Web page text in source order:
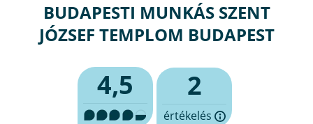
BUDAPESTI MUNKÁS SZENT
JÓZSEF TEMPLOM BUDAPEST
4,5 2
értékelés